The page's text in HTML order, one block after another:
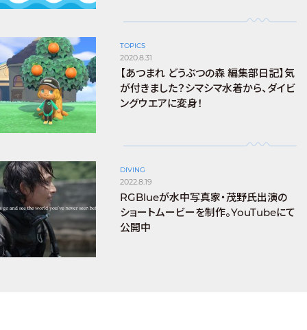
TOPICS
2020.8.31
【あつまれ どうぶつの森 編集部日記】気
が付きました？シマシマ水着から、ダイビ
ングウエアに変身！
DIVING
2022.8.19
RGBlueが水中写真家・茂野氏出演の
ショートムービーを制作。YouTubeにて
公開中